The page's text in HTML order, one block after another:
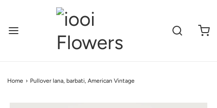
Home › Pullover lana, barbati, American Vintage